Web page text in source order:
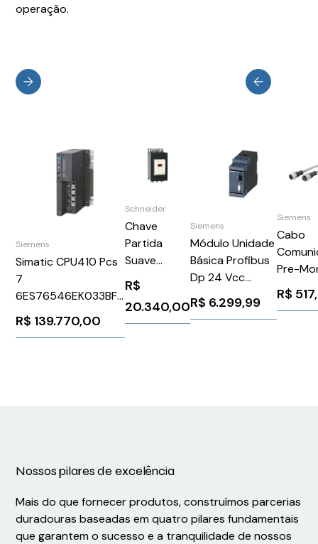
operação.
Siemens
Simatic CPU410 Pcs
7
6ES76546EK033BF0
Siemens 1387568
R$ 139.770,00
Schneider
Chave
Partida
Suave
Trifásico
220-440V
250A 110-
220V
R$
20.340,00
Siemens
Módulo Unidade
Básica Profibus
Dp 24 Vcc
Simocode Pro V
Siemens
R$ 6.299,99
Siemens
Cabo
Pre-
F 5Pin
Pin 7/8"
R$
Nossos pilares de excelência
Mais do que fornecer produtos, construímos parcerias
duradouras baseadas em quatro pilares fundamentais
que garantem o sucesso e a tranquilidade de nossos